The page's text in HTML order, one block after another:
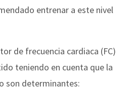
entrenar a este nivel
de frecuencia cardiaca (FC)
teniendo en cuenta que la
son determinantes: